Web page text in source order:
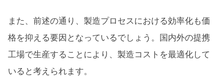
また、前述の通り、製造プロセスにおける効率化も価
格を抑える要因となっているでしょう。国内外の提携
工場で生産することにより、製造コストを最適化して
いると考えられます。